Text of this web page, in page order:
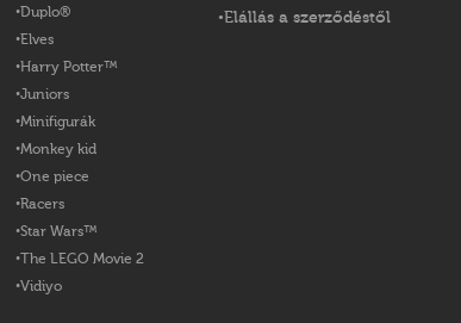
Duplo®
Elves
Harry Potter™
Juniors
Minifigurák
Monkey kid
One piece
Racers
Star Wars™
The LEGO Movie 2
Vidiyo
Elállás a szerződéstől